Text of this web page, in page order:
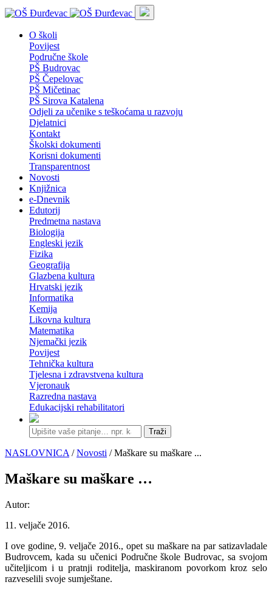
O školi
Povijest
Područne škole
PŠ Budrovac
PŠ Čepelovac
PŠ Mičetinac
PŠ Sirova Katalena
Odjeli za učenike s teškoćama u razvoju
Djelatnici
Kontakt
Školski dokumenti
Korisni dokumenti
Transparentnost
Novosti
Knjižnica
e-Dnevnik
Edutorij
Predmetna nastava
Biologija
Engleski jezik
Fizika
Geografija
Glazbena kultura
Hrvatski jezik
Informatika
Kemija
Likovna kultura
Matematika
Njemački jezik
Povijest
Tehnička kultura
Tjelesna i zdravstvena kultura
Vjeronauk
Razredna nastava
Edukacijski rehabilitatori
Traži
NASLOVNICA /Novosti / Maškare su maškare ...
Maškare su maškare …
Autor:
11. veljače 2016.
I ove godine, 9. veljače 2016., opet su maškare na par satizavladale
Budrovcem, kada su učenici Područne škole Budrovac, sa svojom
učiteljicom i u pratnji roditelja, maskiranom povorkom kroz selo
razveselili svoje sumještane.